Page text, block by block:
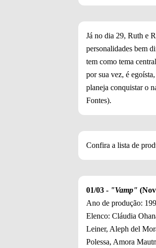
Já no dia 29, Ruth e
personalidades bem
tem como tema
por sua vez, é
planeja conquistar o
Fontes).
Confira a lista de
01/03 - "Vamp"
Ano de produção:
Elenco: Cláudia
Leiner, Aleph del
Polessa, Amora